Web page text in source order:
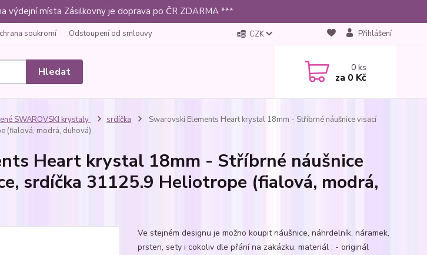
výdejní místa Zásilkovny je doprava po ČR ZDARMA ***
soukromí Odstoupení od smlouvy CZK Přihlášení
Hledat 0ks
za 0 Kč
SWAROVSKI krystaly srdíčka
Swarovski Elements Heart krystal 18mm - Stříbrné náušnice visací
(fialová, modrá, duhová)
Heart krystal 18mm - Stříbrné náušnice
srdíčka 31125.9 Heliotrope (fialová, modrá,
Ve stejném designu je možno koupit náušnice, náhrdelník, náramek,
prsten, sety i cokoliv dle přání na zakázku. materiál : - originál